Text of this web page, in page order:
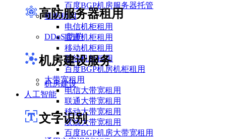
高防服务器租用
DDoS 防护
机房建设服务
机房建设
人工智能
文字识别
百度BGP机房服务器托管
机柜租用
电信机柜租用
联通机柜租用
移动机柜租用
双线机柜租用
百度BGP机房机柜租用
大带宽租用
电信大带宽租用
联通大带宽租用
移动大带宽租用
双线大带宽租用
百度BGP机房大带宽租用